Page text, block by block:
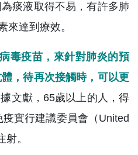
痰液取得不易，有許多肺
達到療效。
毒疫苗，來針對肺炎的預
，待再次接觸時，可以更
文獻，65歲以上的人，得
實行建議委員會（United
。